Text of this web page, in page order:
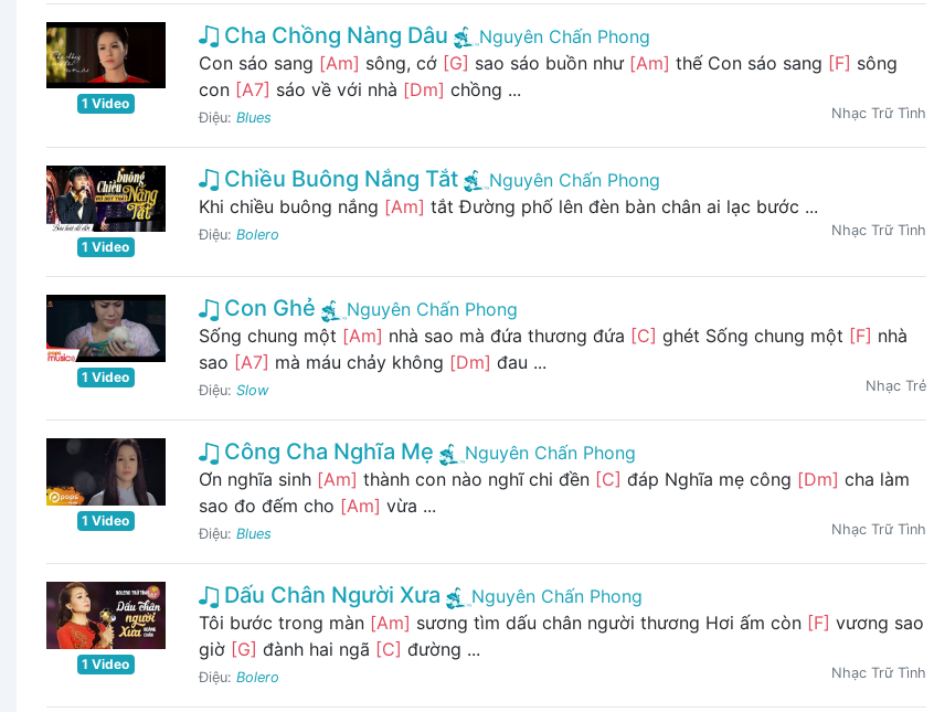
1 Video
Cha Chồng Nàng Dâu
Nguyên Chấn Phong
Con sáo sang [Am] sông, cớ [G] sao sáo buồn như [Am] thế Con sáo sang [F] sông
con [A7] sáo về với nhà [Dm] chồng ...
Điệu: Blues Nhạc Trữ Tình
1 Video
Chiều Buông Nắng Tắt
Nguyên Chấn Phong
Khi chiều buông nắng [Am] tắt Đường phố lên đèn bàn chân ai lạc bước ...
Điệu: Bolero Nhạc Trữ Tình
1 Video
Con Ghẻ
Nguyên Chấn Phong
Sống chung một [Am] nhà sao mà đứa thương đứa [C] ghét Sống chung một [F] nhà
sao [A7] mà máu chảy không [Dm] đau ...
Điệu: Slow Nhạc Trẻ
1 Video
Công Cha Nghĩa Mẹ
Nguyên Chấn Phong
Ơn nghĩa sinh [Am] thành con nào nghĩ chi đền [C] đáp Nghĩa mẹ công [Dm] cha làm
sao đo đếm cho [Am] vừa ...
Điệu: Blues Nhạc Trữ Tình
1 Video
Dấu Chân Người Xưa
Nguyên Chấn Phong
Tôi bước trong màn [Am] sương tìm dấu chân người thương Hơi ấm còn [F] vương sao
giờ [G] đành hai ngã [C] đường ...
Điệu: Bolero Nhạc Trữ Tình